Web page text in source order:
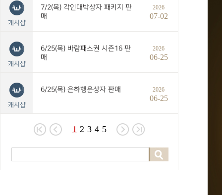
캐시샵
7/2(목) 각인대박상자 패키지 판
매
2026
07-02
캐시샵
6/25(목) 바람패스권 시즌16 판
매
2026
06-25
캐시샵
6/25(목) 은하행운상자 판매 2026
06-25
1 2 3 4 5